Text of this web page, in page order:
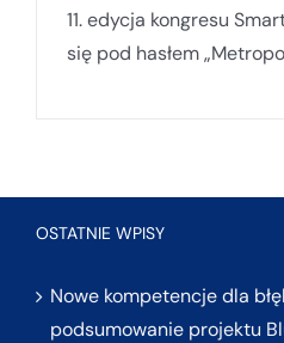
11. edycja kongresu
się pod hasłem
OSTATNIE WPISY
Nowe kompetencje dla
podsumowanie projektu